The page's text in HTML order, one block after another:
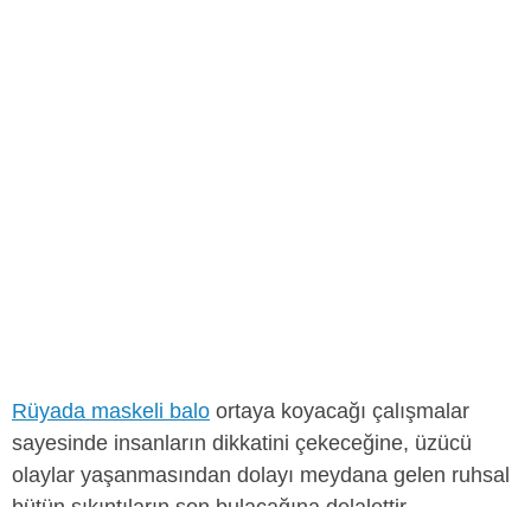
Rüyada maskeli balo ortaya koyacağı çalışmalar
sayesinde insanların dikkatini çekeceğine, üzücü
olaylar yaşanmasından dolayı meydana gelen ruhsal